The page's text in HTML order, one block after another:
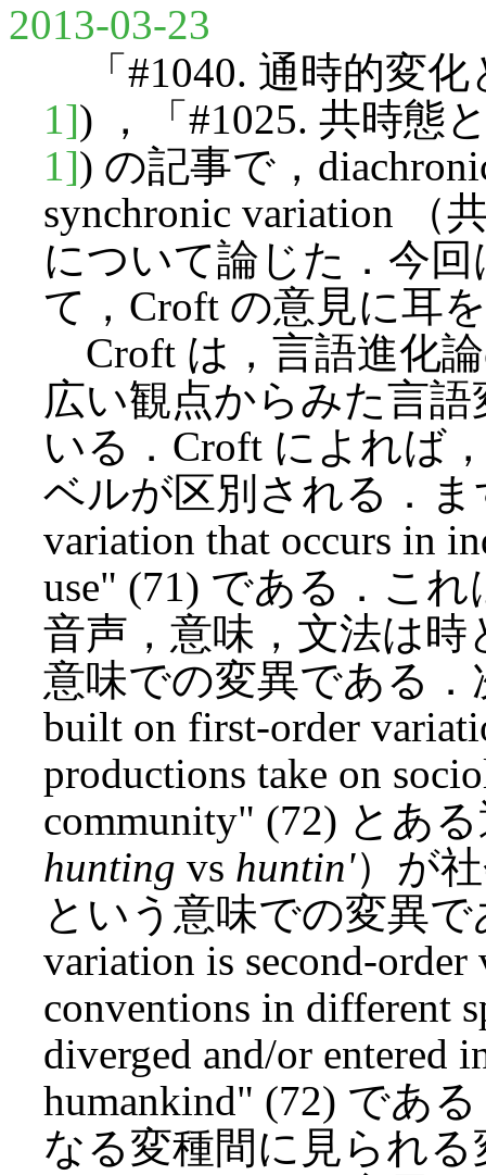
2013-03-23
「#1040. 通時的変化
1]) ，「#1025. 共時態
1]) の記事で，
synchronic variation （
について論じた．今
て，Croft の意見に耳
Croft は，言語進化
広い観点からみた言
いる．Croft によれば
ベルが区別される．ま
variation that occurs in
use" (71) である．こ
音声，意味，文法は
意味での変異である．
built on first-order
productions take on
community" (72) とあ
hunting vs huntin'）が
という意味での変異
variation is second-order
conventions in different
diverged and/or entered
humankind" (72) であ
なる変種間に見られ